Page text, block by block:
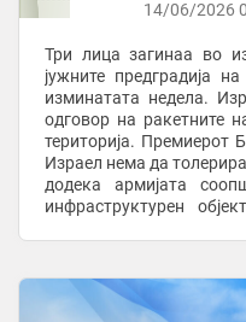
14/06/2026
Три лица загинаа во
јужните предградија
изминатата недела.
одговор на ракетните
територија. Премиерот Бенјамин Нетанјаху изјави дека
Израел нема да
додека армијата
инфраструктурен